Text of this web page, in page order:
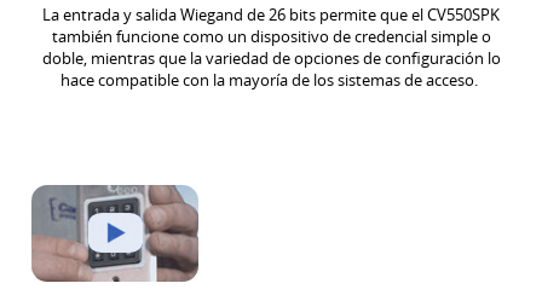
La entrada y salida Wiegand de 26 bits permite que el CV550SPK
también funcione como un dispositivo de credencial simple o
doble, mientras que la variedad de opciones de configuración lo
hace compatible con la mayoría de los sistemas de acceso.